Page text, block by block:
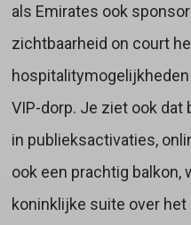
als Emirates ook
zichtbaarheid on court
VIP-dorp. Je ziet ook
in publieksactivaties,
ook een prachtig balkon,
koninklijke suite over het